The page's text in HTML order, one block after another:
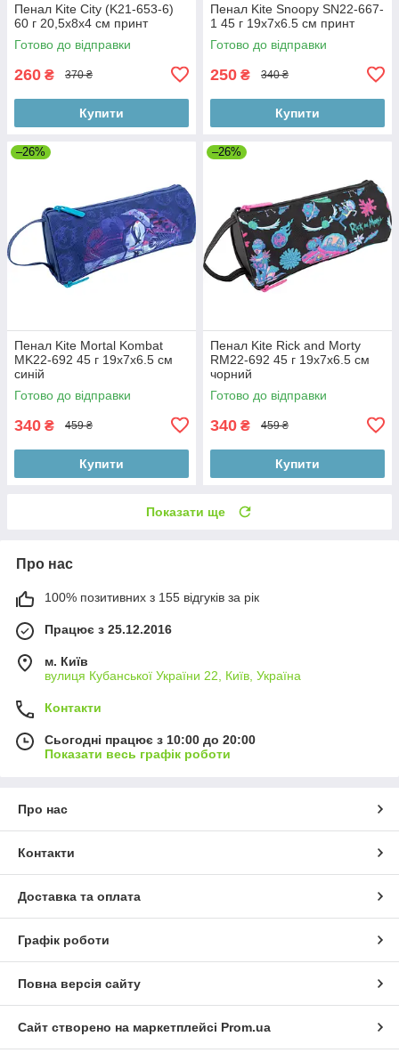
Пенал Kite City (K21-653-6)
60 г 20,5x8x4 см принт
Готово до відправки
260 ₴ 370 ₴
Купити
Пенал Kite Snoopy SN22-667-
1 45 г 19х7х6.5 см принт
Готово до відправки
250 ₴ 340 ₴
Купити
–26%
Пенал Kite Mortal Kombat
MK22-692 45 г 19х7х6.5 см
синій
Готово до відправки
340 ₴ 459 ₴
Купити
–26%
Пенал Kite Rick and Morty
RM22-692 45 г 19х7х6.5 см
чорний
Готово до відправки
340 ₴ 459 ₴
Купити
Показати ще
Про нас
100% позитивних з 155 відгуків за рік
Працює з 25.12.2016
м. Київ
вулиця Кубанської України 22, Київ, Україна
Контакти
Сьогодні працює з 10:00 до 20:00
Показати весь графік роботи
Про нас
Контакти
Доставка та оплата
Графік роботи
Повна версія сайту
Сайт створено на маркетплейсі Prom.ua